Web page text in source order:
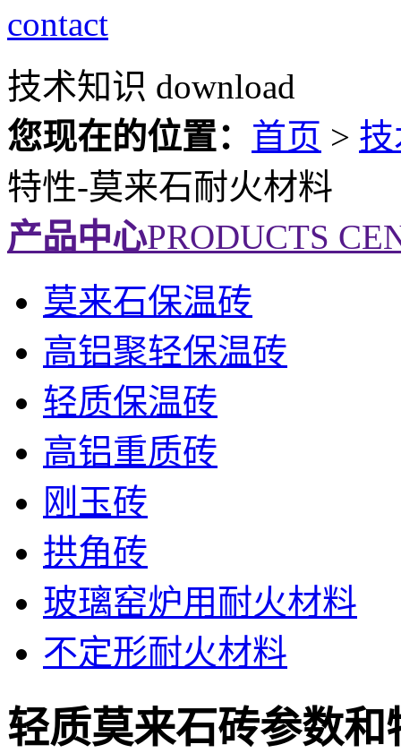
contact
技术知识 download
您现在的位置： 首页 >
特性-莫来石耐火材料
产品中心PRODUCTS
莫来石保温砖
高铝聚轻保温砖
轻质保温砖
高铝重质砖
刚玉砖
拱角砖
玻璃窑炉用耐火材料
不定形耐火材料
轻质莫来石砖参数